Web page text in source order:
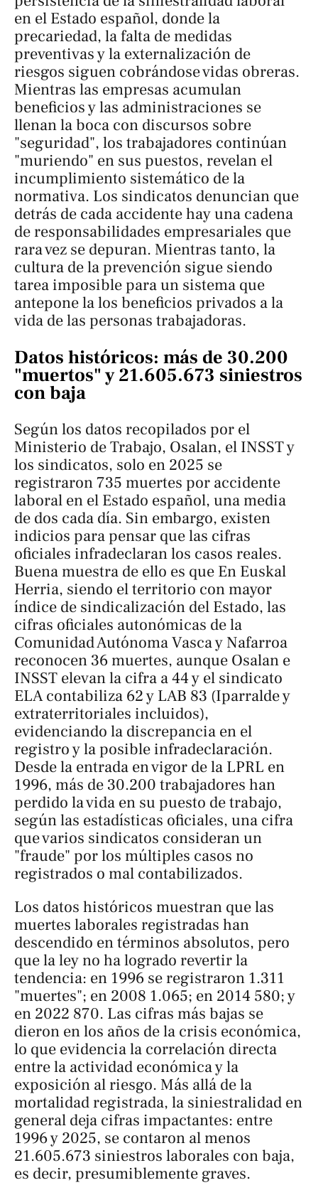
en el Estado español, donde la
precariedad, la falta de medidas
preventivas y la externalización de
riesgos siguen cobrándose vidas obreras.
Mientras las empresas acumulan
beneficios y las administraciones se
llenan la boca con discursos sobre
"seguridad", los trabajadores continúan
"muriendo" en sus puestos, revelan el
incumplimiento sistemático de la
normativa. Los sindicatos denuncian que
detrás de cada accidente hay una cadena
de responsabilidades empresariales que
rara vez se depuran. Mientras tanto, la
cultura de la prevención sigue siendo
tarea imposible para un sistema que
antepone la los beneficios privados a la
vida de las personas trabajadoras.
Datos históricos: más de 30.200
"muertos" y 21.605.673 siniestros
con baja
Según los datos recopilados por el
Ministerio de Trabajo, Osalan, el INSST y
los sindicatos, solo en 2025 se
registraron 735 muertes por accidente
laboral en el Estado español, una media
de dos cada día. Sin embargo, existen
indicios para pensar que las cifras
oficiales infradeclaran los casos reales.
Buena muestra de ello es que En Euskal
Herria, siendo el territorio con mayor
índice de sindicalización del Estado, las
cifras oficiales autonómicas de la
Comunidad Autónoma Vasca y Nafarroa
reconocen 36 muertes, aunque Osalan e
INSST elevan la cifra a 44 y el sindicato
ELA contabiliza 62 y LAB 83 (Iparralde y
extraterritoriales incluidos),
evidenciando la discrepancia en el
registro y la posible infradeclaración.
Desde la entrada en vigor de la LPRL en
1996, más de 30.200 trabajadores han
perdido la vida en su puesto de trabajo,
según las estadísticas oficiales, una cifra
que varios sindicatos consideran un
"fraude" por los múltiples casos no
registrados o mal contabilizados.
Los datos históricos muestran que las
muertes laborales registradas han
descendido en términos absolutos, pero
que la ley no ha logrado revertir la
tendencia: en 1996 se registraron 1.311
"muertes"; en 2008 1.065; en 2014 580; y
en 2022 870. Las cifras más bajas se
dieron en los años de la crisis económica,
lo que evidencia la correlación directa
entre la actividad económica y la
exposición al riesgo. Más allá de la
mortalidad registrada, la siniestralidad en
general deja cifras impactantes: entre
1996 y 2025, se contaron al menos
21.605.673 siniestros laborales con baja,
es decir, presumiblemente graves.